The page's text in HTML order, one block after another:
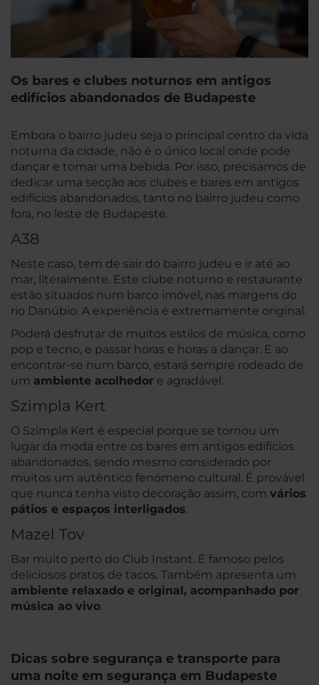
Os bares e clubes noturnos em antigos
edifícios abandonados de Budapeste
Embora o bairro judeu seja o principal centro da vida
noturna da cidade, não é o único local onde pode
dançar e tomar uma bebida. Por isso, precisamos de
dedicar uma secção aos clubes e bares em antigos
edifícios abandonados, tanto no bairro judeu como
fora, no leste de Budapeste.
A38
Neste caso, tem de sair do bairro judeu e ir até ao
mar, literalmente. Este clube noturno e restaurante
estão situados num barco imóvel, nas margens do
rio Danúbio. A experiência é extremamente original.
Poderá desfrutar de muitos estilos de música, como
pop e tecno, e passar horas e horas a dançar. E ao
encontrar-se num barco, estará sempre rodeado de
um ambiente acolhedor e agradável.
Szimpla Kert
O Szimpla Kert é especial porque se tornou um
lugar da moda entre os bares em antigos edifícios
abandonados, sendo mesmo considerado por
muitos um autêntico fenómeno cultural. É provável
que nunca tenha visto decoração assim, com vários
pátios e espaços interligados.
Mazel Tov
Bar muito perto do Club Instant. É famoso pelos
deliciosos pratos de tacos. Também apresenta um
ambiente relaxado e original, acompanhado por
música ao vivo.
Dicas sobre segurança e transporte para
uma noite em segurança em Budapeste